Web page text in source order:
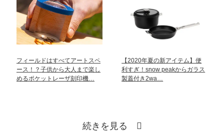
フィールドはすべてアートスペ
ース！？子供から大人まで楽し
めるポケットレーザ刻印機…
【2020年夏の新アイテム】便
利すぎ！snow peakからガラス
製蓋付き2wa…
続きを見る